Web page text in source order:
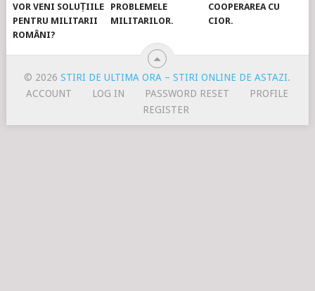
VOR VENI SOLUȚIILE
PENTRU MILITARII
ROMÂNI?
PROBLEMELE
MILITARILOR.
COOPERAREA CU
CIOR.
© 2026STIRI DE ULTIMA ORA – STIRI ONLINE DE ASTAZI.
ACCOUNT
LOG IN PASSWORD RESET
PROFILE
REGISTER